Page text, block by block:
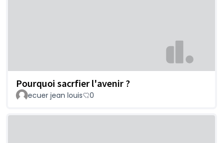
Pourquoi sacrfier l'avenir ?
ecuer jean louis 0